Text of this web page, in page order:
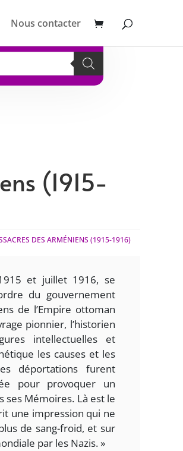
Nous contacter
(1915-
DES ARMÉNIENS (1915-1916)
et juillet 1916, se
du gouvernement
de l’Empire ottoman
pionnier, l’historien
intellectuelles et
les causes et les
déportations furent
pour provoquer un
Mémoires. Là est le
une impression qui ne
de sang-froid, et sur
par les Nazis. »